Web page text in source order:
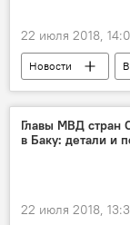
22 июля 2018,
Новости
Сказано в эфире
молдавская мода
Главы МВД стран
в Баку: детали и
22 июля 2018,